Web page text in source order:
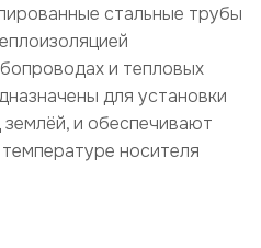
стальные трубы
и тепловых
для установки
землёй, и обеспечивают
носителя